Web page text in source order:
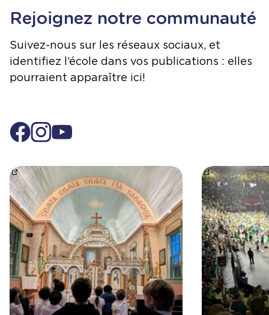
Rejoignez notre communauté
Suivez-nous sur les réseaux sociaux, et
identifiez l’école dans vos publications : elles
pourraient apparaître ici!
Projet en sciences – Flotte ou coule? Nos élèves